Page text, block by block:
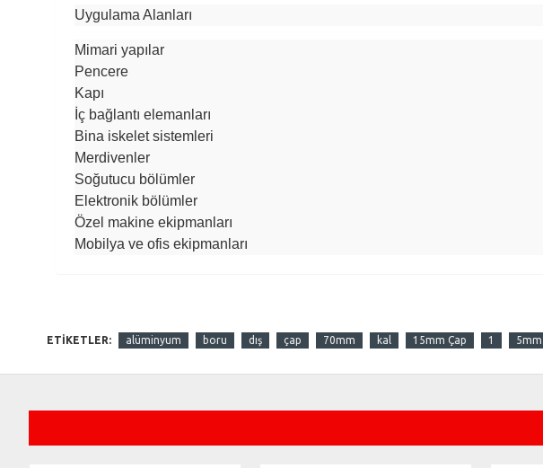
Uygulama Alanları
Mimari yapılar
Pencere
Kapı
İç bağlantı elemanları
Bina iskelet sistemleri
Merdivenler
Soğutucu bölümler
Elektronik bölümler
Özel makine ekipmanları
Mobilya ve ofis ekipmanları
ETIKETLER: alüminyum boru dış çap 70mm kal 15mm Çap 1 5mm